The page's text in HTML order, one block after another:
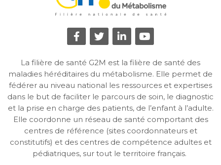
La filière de santé G2M est la filière de santé des
maladies héréditaires du métabolisme. Elle permet de
fédérer au niveau national les ressources et expertises
dans le but de faciliter le parcours de soin, le diagnostic
et la prise en charge des patients, de l’enfant à l’adulte.
Elle coordonne un réseau de santé comportant des
centres de référence (sites coordonnateurs et
constitutifs) et des centres de compétence adultes et
pédiatriques, sur tout le territoire français.